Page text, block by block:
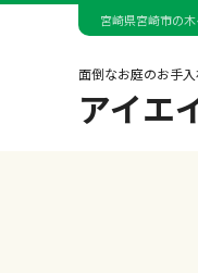
宮崎県宮崎市の
面倒なお庭のお手
アイエ